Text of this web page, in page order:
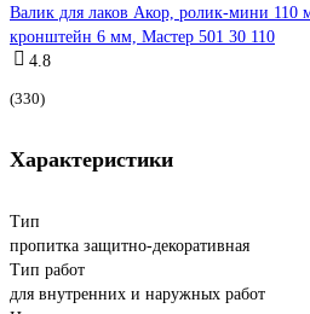
Валик для лаков Акор, ролик-мини 110
кронштейн 6 мм, Мастер 501 30 110
4.8
(330)
Характеристики
Тип
пропитка защитно-декоративная
Тип работ
для внутренних и наружных работ